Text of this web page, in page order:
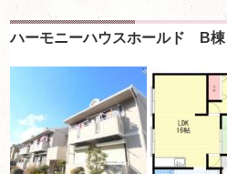
ハーモニーハウスホールド B棟